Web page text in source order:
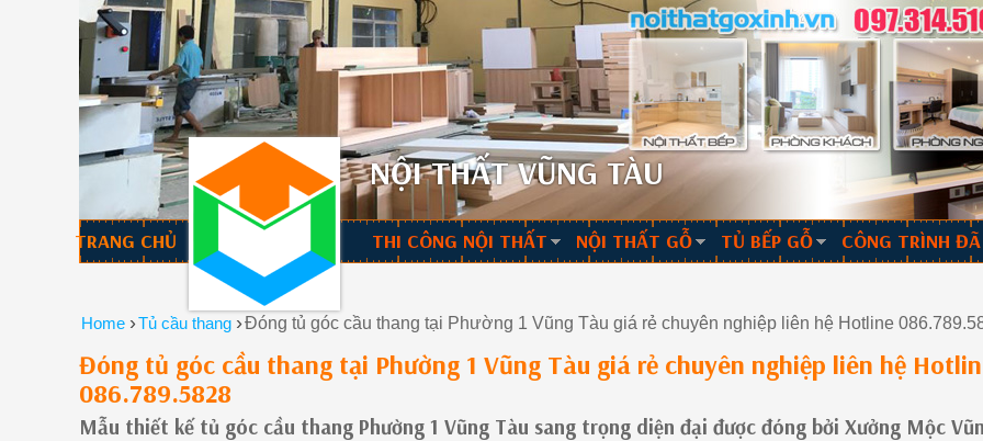
NỘI THẤT VŨNG TÀU
TRANG CHỦ THI CÔNG NỘI THẤT NỘI THẤT GỖ TỦ BẾP GỖ CÔNG TRÌNH
Home ›Tủ cầu thang ›Đóng tủ góc cầu thang tại Phường 1 Vũng Tàu giá rẻ chuyên nghiệp liên hệ Hotline
Đóng tủ góc cầu thang tại Phường 1 Vũng Tàu giá rẻ chuyên nghiệp liên hệ
086.789.5828
Mẫu thiết kế tủ góc cầu thang Phường 1 Vũng Tàu sang trọng diện đại được đóng bởi Xưởng Mộc